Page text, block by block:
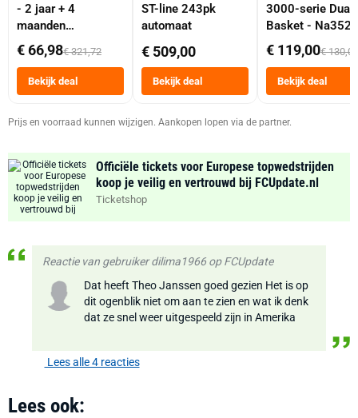
- 2 jaar + 4
maanden
abonnement
€ 66,98€ 321,72
Bekijk deal
ST-line 243pk
automaat
€ 509,00
Bekijk deal
3000-serie Dual
Basket -
Dubbele Mand 9
Tot 6 Personen
Heteluchtfriteuse
Zwart
€ 119,00€ 130,00
Bekijk deal
Prijs en voorraad kunnen wijzigen. Aankopen lopen via de partner.
Officiële tickets voor Europese topwedstrijden
koop je veilig en vertrouwd bij FCUpdate.nl
Ticketshop
Reactie van gebruiker dilima1966 op FCUpdate
Dat heeft Theo Janssen goed gezien Het is op
dit ogenblik niet om aan te zien en wat ik denk
dat ze snel weer uitgespeeld zijn in Amerika
Lees alle 4 reacties
Lees ook: